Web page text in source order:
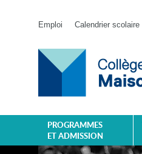
Emploi Calendrier scolaire
PROGRAMMES
ET ADMISSION